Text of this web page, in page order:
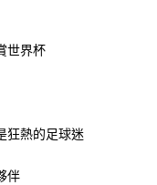
世界杯
狂熱的足球迷
伴